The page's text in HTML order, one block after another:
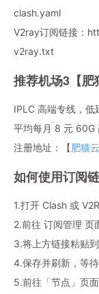
clash.yaml
V2ray订阅链接：
v2ray.txt
推荐机场3【肥
IPLC 高端专线，低
平均每月 8 元 60G
注册地址：【肥猫
如何使用订阅
1.打开 Clash 或
2.前往 订阅管理 页
3.将上方链接粘贴
4.保存并刷新，等
5.前往「节点」页